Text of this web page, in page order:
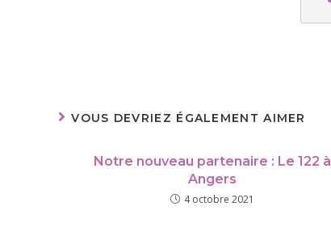
VOUS DEVRIEZ ÉGALEMENT AIMER
Notre nouveau partenaire : Le 122 à
Angers
4 octobre 2021